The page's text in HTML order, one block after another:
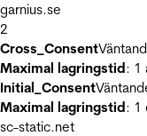
garnius.se
2
Cross_Consent
Maximal lagringstid: 1
Initial_Consent
Maximal lagringstid: 1
sc-static.net